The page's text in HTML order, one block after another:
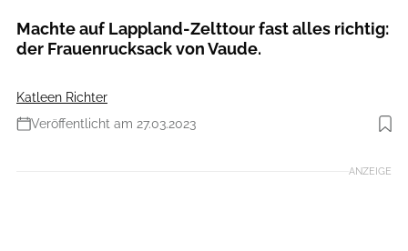
Machte auf Lappland-Zelttour fast alles richtig:
der Frauenrucksack von Vaude.
Katleen Richter
Veröffentlicht am 27.03.2023
Foto: Vaude
ANZEIGE